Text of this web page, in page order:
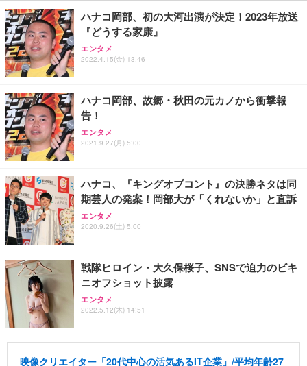
ハナコ岡部、初の大河出演が決定！2023年放送
『どうする家康』
エンタメ
2022.4.15(金) 13:46
ハナコ岡部、故郷・秋田の元カノから衝撃報
告！
エンタメ
2021.9.27(月) 5:00
ハナコ、『キングオブコント』の決勝ネタは同
期芸人の発案！岡部大が「くれないか」と直訴
エンタメ
2020.9.26(土) 5:00
戦隊ヒロイン・大久保桜子、SNSで迫力のビキ
ニオフショット披露
エンタメ
2022.5.12(木) 14:51
映像クリエイター「20代中心の活気あるIT企業」/平均年齢27